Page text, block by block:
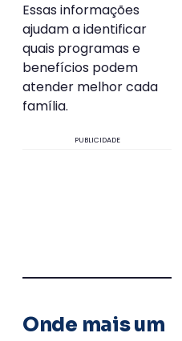
Essas informações
ajudam a identificar
quais programas e
benefícios podem
atender melhor cada
família.
PUBLICIDADE
Onde mais um